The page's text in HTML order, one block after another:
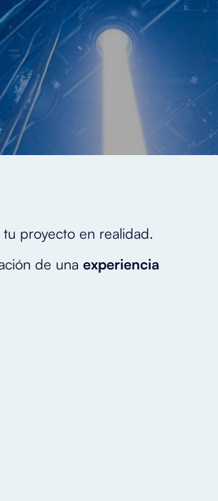
proyecto en realidad.
de una experiencia